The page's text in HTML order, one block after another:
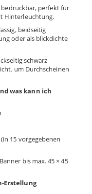
perfekt für
Hinterleuchtung.
beidseitig
oder als blickdichte
schwarz
um Durchscheinen
was kann ich
15 vorgegebenen
bis max. 45 × 45
Erstellung